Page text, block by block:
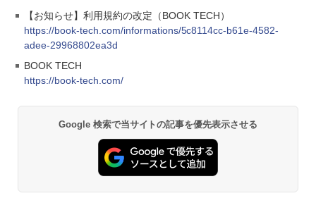
【お知らせ】利用規約の改定（BOOK TECH）
https://book-tech.com/informations/5c8114cc-b61e-4582-
adee-29968802ea3d
BOOK TECH
https://book-tech.com/
Google 検索で当サイトの記事を優先表示させる